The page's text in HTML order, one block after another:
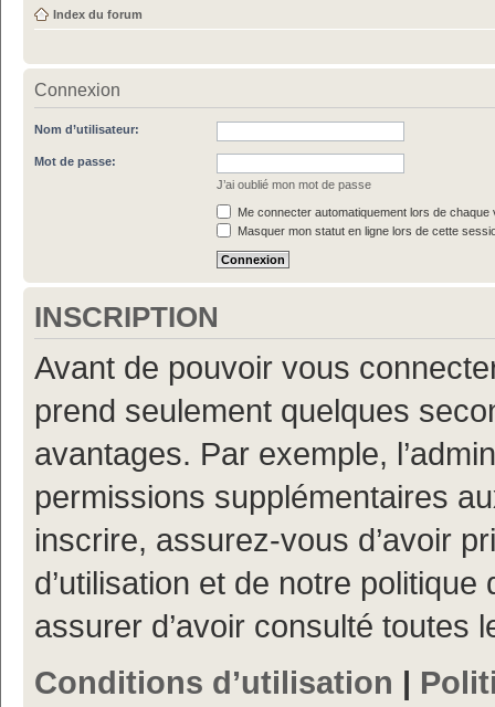
Index du forum
Connexion
Nom d’utilisateur:
Mot de passe:
J’ai oublié mon mot de passe
Me connecter automatiquement lors de chaque
Masquer mon statut en ligne lors de cette
INSCRIPTION
Avant de pouvoir vous
prend seulement quelques
avantages. Par exemple,
permissions supplémentaires
inscrire, assurez-vous d’avoir
d’utilisation et de notre
assurer d’avoir consulté toutes
Conditions d’utilisation |